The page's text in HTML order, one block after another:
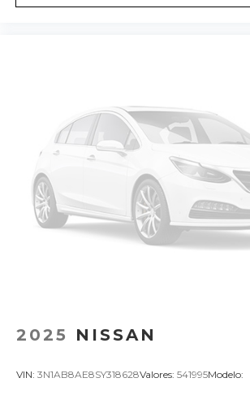
2025 NISSAN
VIN: 3N1AB8AE8SY318628Valores: 541995Modelo: